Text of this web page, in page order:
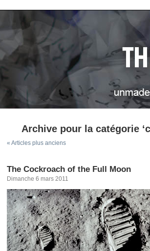
Archive pour la catégorie
« Articles plus anciens
The Cockroach of the Full Moon
Dimanche 6 mars 2011